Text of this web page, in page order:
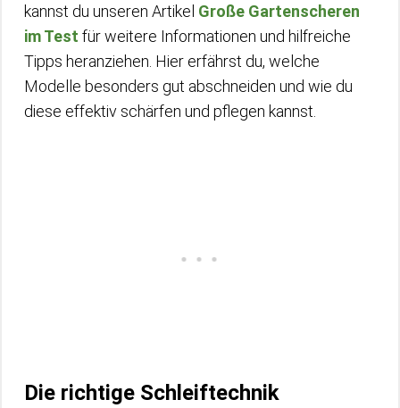
kannst du unseren Artikel Große Gartenscheren
im Test für weitere Informationen und hilfreiche
Tipps heranziehen. Hier erfährst du, welche
Modelle besonders gut abschneiden und wie du
diese effektiv schärfen und pflegen kannst.
Die richtige Schleiftechnik